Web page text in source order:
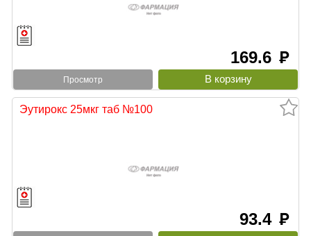
169.6 руб
Просмотр
Эутирокс 25мкг таб №100
93.4 руб